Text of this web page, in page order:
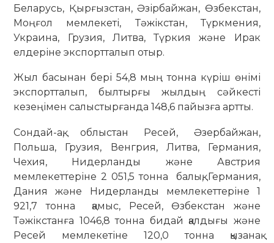
Беларусь, Қырғызстан, Әзірбайжан, Өзбекстан,
Моңғол мемлекеті, Тәжікстан, Түркмения,
Украина, Грузия, Литва, Түркия және Ирак
елдеріне экспортталып отыр.
Жыл басынан бері 54,8 мың тонна күріш өнімі
экспортталып, былтырғы жылдың сәйкесті
кезеңімен салыстырғанда 148,6 пайызға артты.
Сондай-ақ, облыстан Ресей, Әзербайжан,
Польша, Грузия, Венгрия, Литва, Германия,
Чехия, Нидерланды және Австрия
мемлекеттеріне 2 051,5 тонна балық, Германия,
Дания және Нидерланды мемлекеттеріне 1
921,7 тонна қамыс, Ресей, Өзбекстан және
Тәжікстанға 1046,8 тонна бидай қалдығы және
Ресей мемлекетіне 120,0 тонна қызанақ